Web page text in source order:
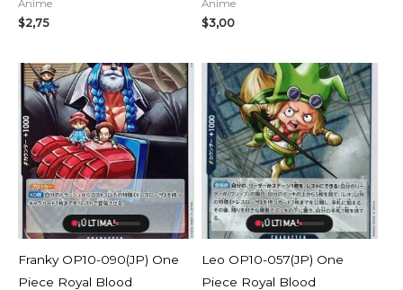
Anime
$2,75
Anime
$3,00
¡ÚLTIMA!
Franky OP10-090(JP) One
Piece Royal Blood
¡ÚLTIMA!
Leo OP10-057(JP) One
Piece Royal Blood